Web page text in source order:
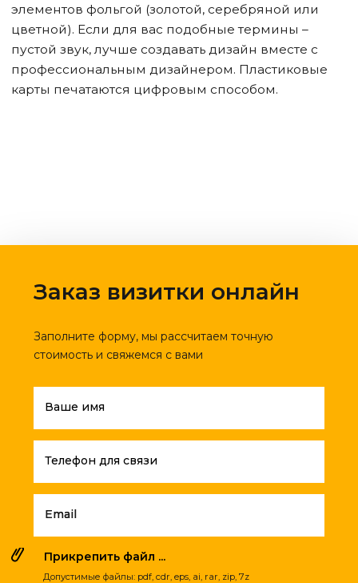
элементов фольгой (золотой, серебряной или
цветной). Если для вас подобные термины –
пустой звук, лучше создавать дизайн вместе с
профессиональным дизайнером. Пластиковые
карты печатаются цифровым способом.
Заказ визитки онлайн
Заполните форму, мы рассчитаем точную
стоимость и свяжемся с вами
Ваше имя
Телефон для связи
Email
Прикрепить файл ...
Допустимые файлы: pdf, cdr, eps, ai, rar, zip, 7z